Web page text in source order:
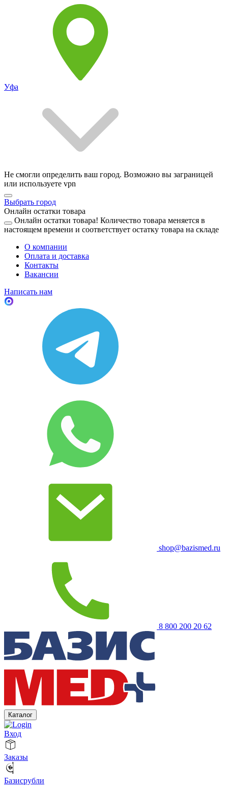
Уфа
Не смогли определить ваш город. Возможно вы заграницей
или используете vpn
Выбрать город
Онлайн остатки товара
Онлайн остатки товара! Количество товара меняется в
настоящем времени и соответствует остатку товара на складе
О компании
Оплата и доставка
Контакты
Вакансии
Написать нам
shop@bazismed.ru
8 800 200 20 62
Каталог
Вход
Заказы
Базисрубли